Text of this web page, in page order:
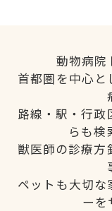
動物病院
首都圏を中心と
路線・駅・行政
らも検
獣医師の診療方
ペットも大切な
ーを